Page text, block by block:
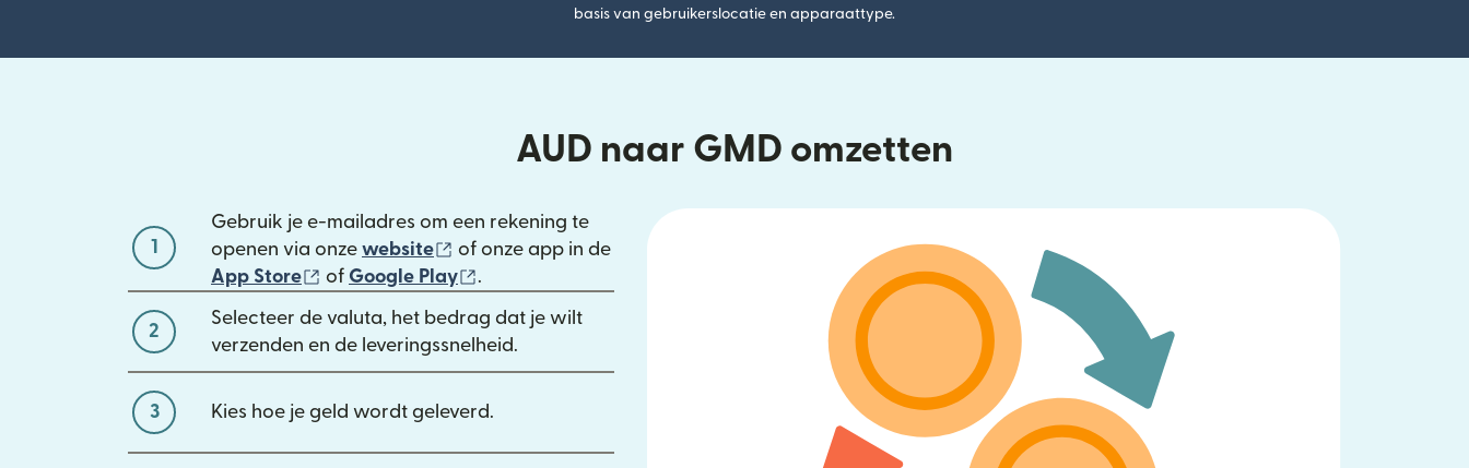
basis van gebruikerslocatie en apparaattype.
AUD naar GMD omzetten
1
Gebruik je e-mailadres om een rekening te
openen via onze website (wordt geopend in een nieuw venster)
of onze app in de
App Store
(wordt geopend in een nieuw venster)
of Google Play .
2
Selecteer de valuta, het bedrag dat je wilt
verzenden en de leveringssnelheid.
3 Kies hoe je geld wordt geleverd.